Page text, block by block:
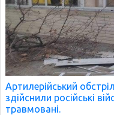
Артилерійський
здійснили російські
травмовані.